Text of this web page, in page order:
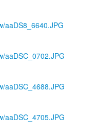
aaDS8_6640.JPG
aaDSC_0702.JPG
aaDSC_4688.JPG
aaDSC_4705.JPG